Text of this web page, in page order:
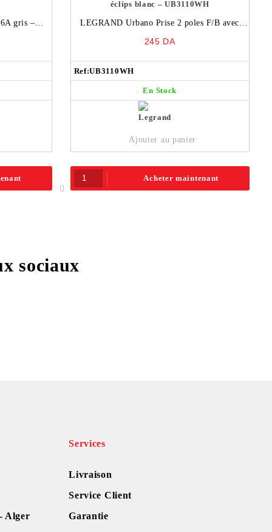
gris –
LEGRAND Urbano Prise 2 poles F/B avec
245 DA
Ref:UB3110WH
En Stock
Ajouter au panier
Acheter maintenant
sociaux
Alger
Services
Livraison
Service Client
Garantie